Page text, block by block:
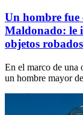
Un hombre fue
Maldonado: le
objetos robados
En el marco de una
un hombre mayor